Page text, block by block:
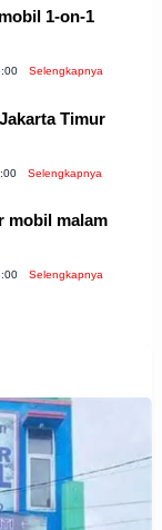
1-on-1
Selengkapnya
Timur
Selengkapnya
mobil malam
Selengkapnya